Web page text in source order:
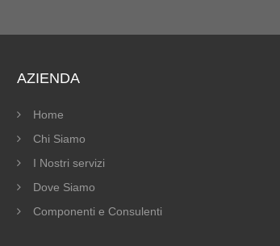
AZIENDA
Home
Chi Siamo
I Nostri servizi
Dove Siamo
Componenti e Consulenti